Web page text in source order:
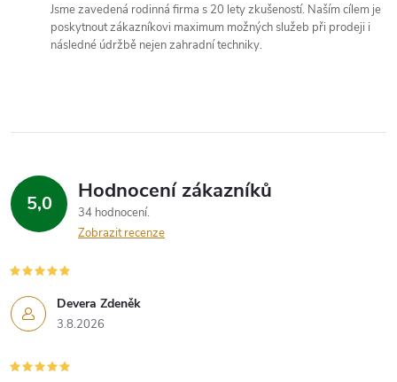
y
v
ý
p
i
s
Jsme zavedená rodinná firma s 20 lety zkušeností. Naším cílem je
poskytnout zákazníkovi maximum možných služeb při prodeji i
následné údržbě nejen zahradní techniky.
5,0 Hodnocení zákazníků
34 hodnocení
Zobrazit recenze
Devera Zdeněk
3.8.2026